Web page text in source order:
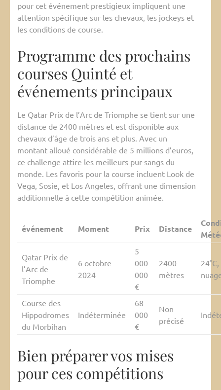
pour cet événement prestigieux impliquent une
attention spécifique sur les chevaux, les jockeys et
les conditions de course.
Programme des prochains
courses Quinté et
événements principaux
Le Qatar Prix de l’Arc de Triomphe se tient sur une
distance de 2400 mètres et est disponible aux
chevaux d’âge de trois ans et plus. Avec un
montant alloué considérable de 5 millions d’euros,
ce challenge attire les meilleurs pur-sangs du
monde. Les favoris pour la course incluent Look de
Vega, Sosie, et Los Angeles, offrant une dimension
additionnelle à cette compétition animée.
événement Moment Prix Distance
Qatar Prix de
l’Arc de
Triomphe
6 octobre
2024
5
000
000
€
2400
mètres
Course des
Hippodromes
du Morbihan
Indéterminée
68
000
€
Non
précisé
Bien préparer vos mises
pour ces compétitions